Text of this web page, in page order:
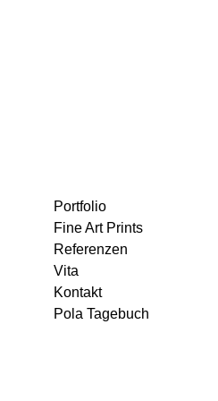
Portfolio
Fine Art Prints
Referenzen
Vita
Kontakt
Pola Tagebuch